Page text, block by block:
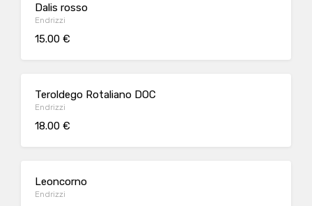
Dalis rosso
Endrizzi
15.00 €
Teroldego Rotaliano DOC
Endrizzi
18.00 €
Leoncorno
Endrizzi